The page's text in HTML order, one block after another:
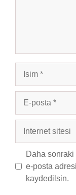
İsim
posta
İnternet
Daha sonraki
e-posta
kaydedilsin.